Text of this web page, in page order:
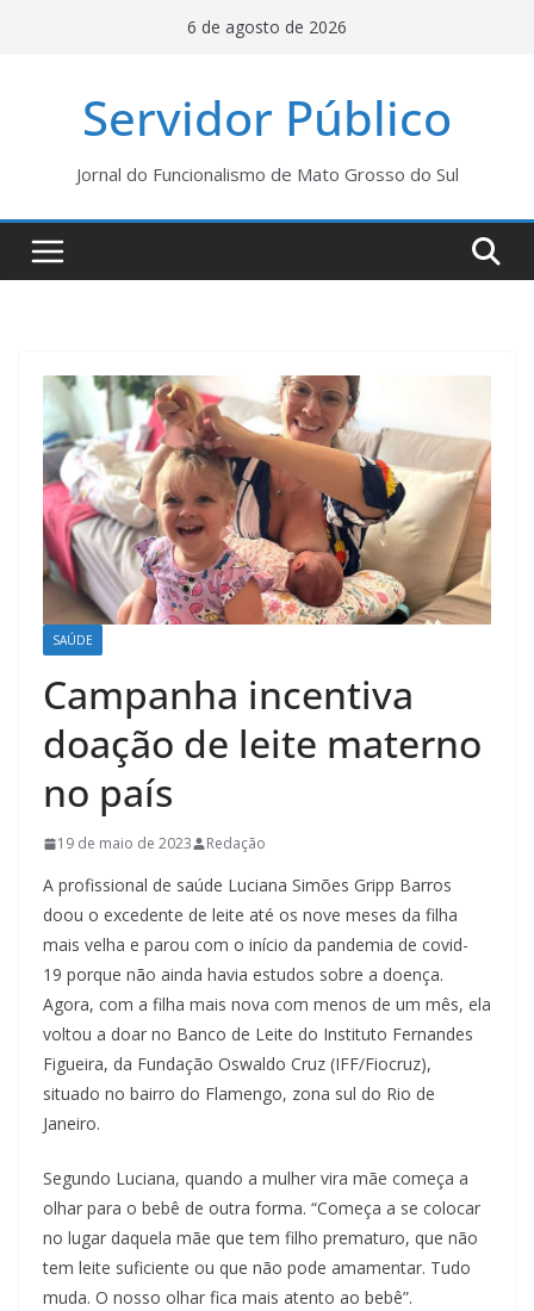
6 de agosto de 2026
Servidor Público
Jornal do Funcionalismo de Mato Grosso do Sul
SAÚDE
Campanha incentiva
doação de leite materno
no país
19 de maio de 2023 Redação
A profissional de saúde Luciana Simões Gripp Barros
doou o excedente de leite até os nove meses da filha
mais velha e parou com o início da pandemia de covid-
19 porque não ainda havia estudos sobre a doença.
Agora, com a filha mais nova com menos de um mês, ela
voltou a doar no Banco de Leite do Instituto Fernandes
Figueira, da Fundação Oswaldo Cruz (IFF/Fiocruz),
situado no bairro do Flamengo, zona sul do Rio de
Janeiro.
Segundo Luciana, quando a mulher vira mãe começa a
olhar para o bebê de outra forma. “Começa a se colocar
no lugar daquela mãe que tem filho prematuro, que não
tem leite suficiente ou que não pode amamentar. Tudo
muda. O nosso olhar fica mais atento ao bebê”.